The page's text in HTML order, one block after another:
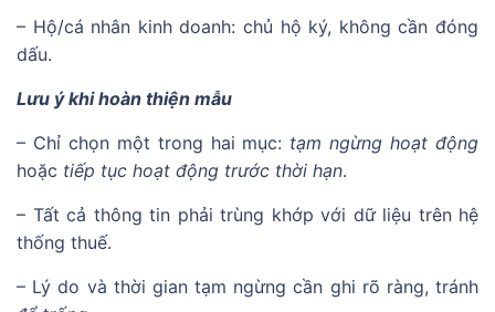
– Hộ/cá nhân kinh doanh: chủ hộ ký, không cần đóng
dấu.
Lưu ý khi hoàn thiện mẫu
– Chỉ chọn một trong hai mục: tạm ngừng hoạt động
hoặc tiếp tục hoạt động trước thời hạn.
– Tất cả thông tin phải trùng khớp với dữ liệu trên hệ
thống thuế.
– Lý do và thời gian tạm ngừng cần ghi rõ ràng, tránh